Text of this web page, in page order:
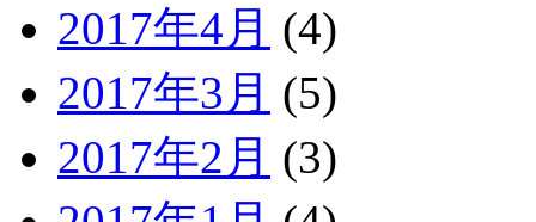
2017年4月 (4)
2017年3月 (5)
2017年2月 (3)